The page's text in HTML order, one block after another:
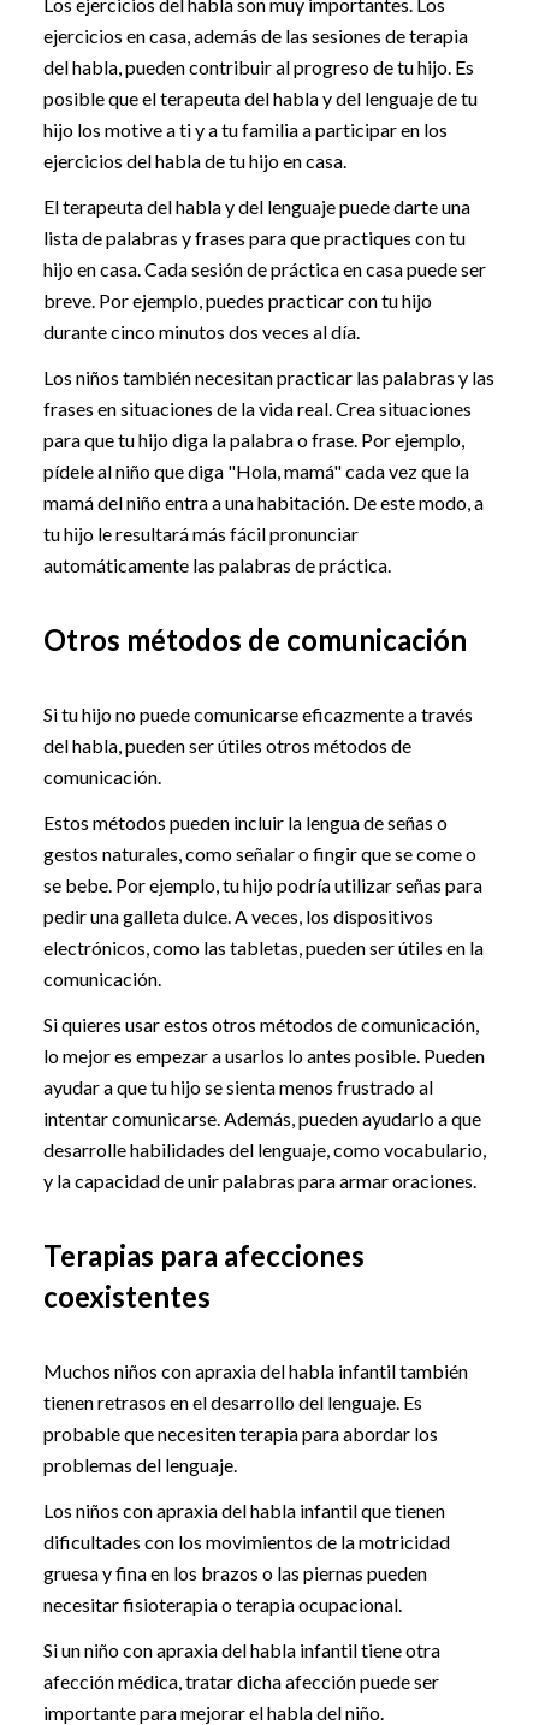
ejercicios en casa, además de las sesiones de terapia
del habla, pueden contribuir al progreso de tu hijo. Es
posible que el terapeuta del habla y del lenguaje de tu
hijo los motive a ti y a tu familia a participar en los
ejercicios del habla de tu hijo en casa.
El terapeuta del habla y del lenguaje puede darte una
lista de palabras y frases para que practiques con tu
hijo en casa. Cada sesión de práctica en casa puede ser
breve. Por ejemplo, puedes practicar con tu hijo
durante cinco minutos dos veces al día.
Los niños también necesitan practicar las palabras y las
frases en situaciones de la vida real. Crea situaciones
para que tu hijo diga la palabra o frase. Por ejemplo,
pídele al niño que diga "Hola, mamá" cada vez que la
mamá del niño entra a una habitación. De este modo, a
tu hijo le resultará más fácil pronunciar
automáticamente las palabras de práctica.
Otros métodos de comunicación
Si tu hijo no puede comunicarse eficazmente a través
del habla, pueden ser útiles otros métodos de
comunicación.
Estos métodos pueden incluir la lengua de señas o
gestos naturales, como señalar o fingir que se come o
se bebe. Por ejemplo, tu hijo podría utilizar señas para
pedir una galleta dulce. A veces, los dispositivos
electrónicos, como las tabletas, pueden ser útiles en la
comunicación.
Si quieres usar estos otros métodos de comunicación,
lo mejor es empezar a usarlos lo antes posible. Pueden
ayudar a que tu hijo se sienta menos frustrado al
intentar comunicarse. Además, pueden ayudarlo a que
desarrolle habilidades del lenguaje, como vocabulario,
y la capacidad de unir palabras para armar oraciones.
Terapias para afecciones
coexistentes
Muchos niños con apraxia del habla infantil también
tienen retrasos en el desarrollo del lenguaje. Es
probable que necesiten terapia para abordar los
problemas del lenguaje.
Los niños con apraxia del habla infantil que tienen
dificultades con los movimientos de la motricidad
gruesa y fina en los brazos o las piernas pueden
necesitar fisioterapia o terapia ocupacional.
Si un niño con apraxia del habla infantil tiene otra
afección médica, tratar dicha afección puede ser
importante para mejorar el habla del niño.